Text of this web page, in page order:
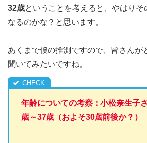
32歳ということを考えると、やはりそ
なるのかな？と思います。
あくまで僕の推測ですので、皆さんが
聞いてみたいですね。
年齢についての考察：小松奈生子
歳～37歳（およそ30歳前後か？）